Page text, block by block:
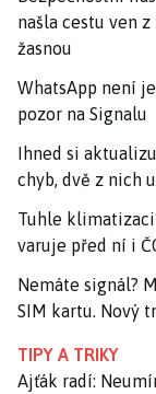
našla cestu ven
žasnou
WhatsApp není
pozor na Signalu
Ihned si
chyb, dvě z nich
Tuhle
varuje před ní i
Nemáte signál?
SIM kartu. Nový
TIPY A TRIKY
Ajťák radí: